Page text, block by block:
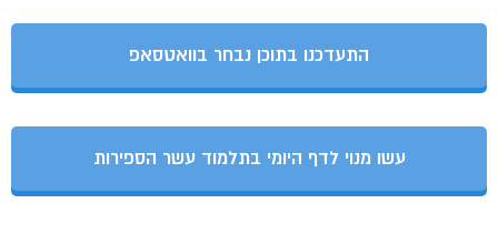
התעדכנו בתוכן נבחר בוואטסאפ
עשו מנוי לדף היומי בתלמוד עשר הספירות